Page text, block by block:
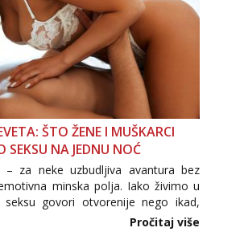
ŠTO ŽENE I MUŠKARCI
SEKSU NA JEDNU NOĆ
za neke uzbudljiva avantura bez
minska polja. Iako živimo u
govori otvorenije nego ikad,
i dalje izaziva burne rasprave. Što
Pročitaj više